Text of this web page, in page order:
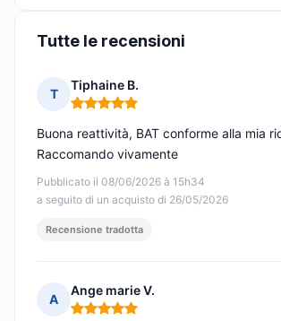
Tutte le recensioni
T
Tiphaine B.
Nota: 5 su 5
Pubblicato il 08/06/2026 à 15h34
a seguito di un acquisto di 26/05/2026
Buona reattività, BAT conforme alla mia
Raccomando vivamente
Recensione tradotta
A
Ange marie V.
Nota: 5 su 5